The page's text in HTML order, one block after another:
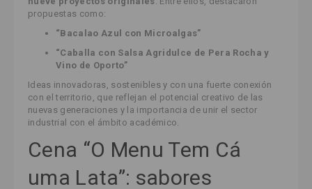
propuestas como:
“Bacalao Azul con Microalgas”
“Caballa con Salsa Agridulce de Pera Rocha y
Vino de Oporto”
Ideas innovadoras, sostenibles y con una fuerte conexión
con el territorio, que reflejan el potencial creativo de las
nuevas generaciones y la importancia de unir el sector
industrial con el ámbito académico.
Cena “O Menu Tem Cá
uma Lata”: sabores